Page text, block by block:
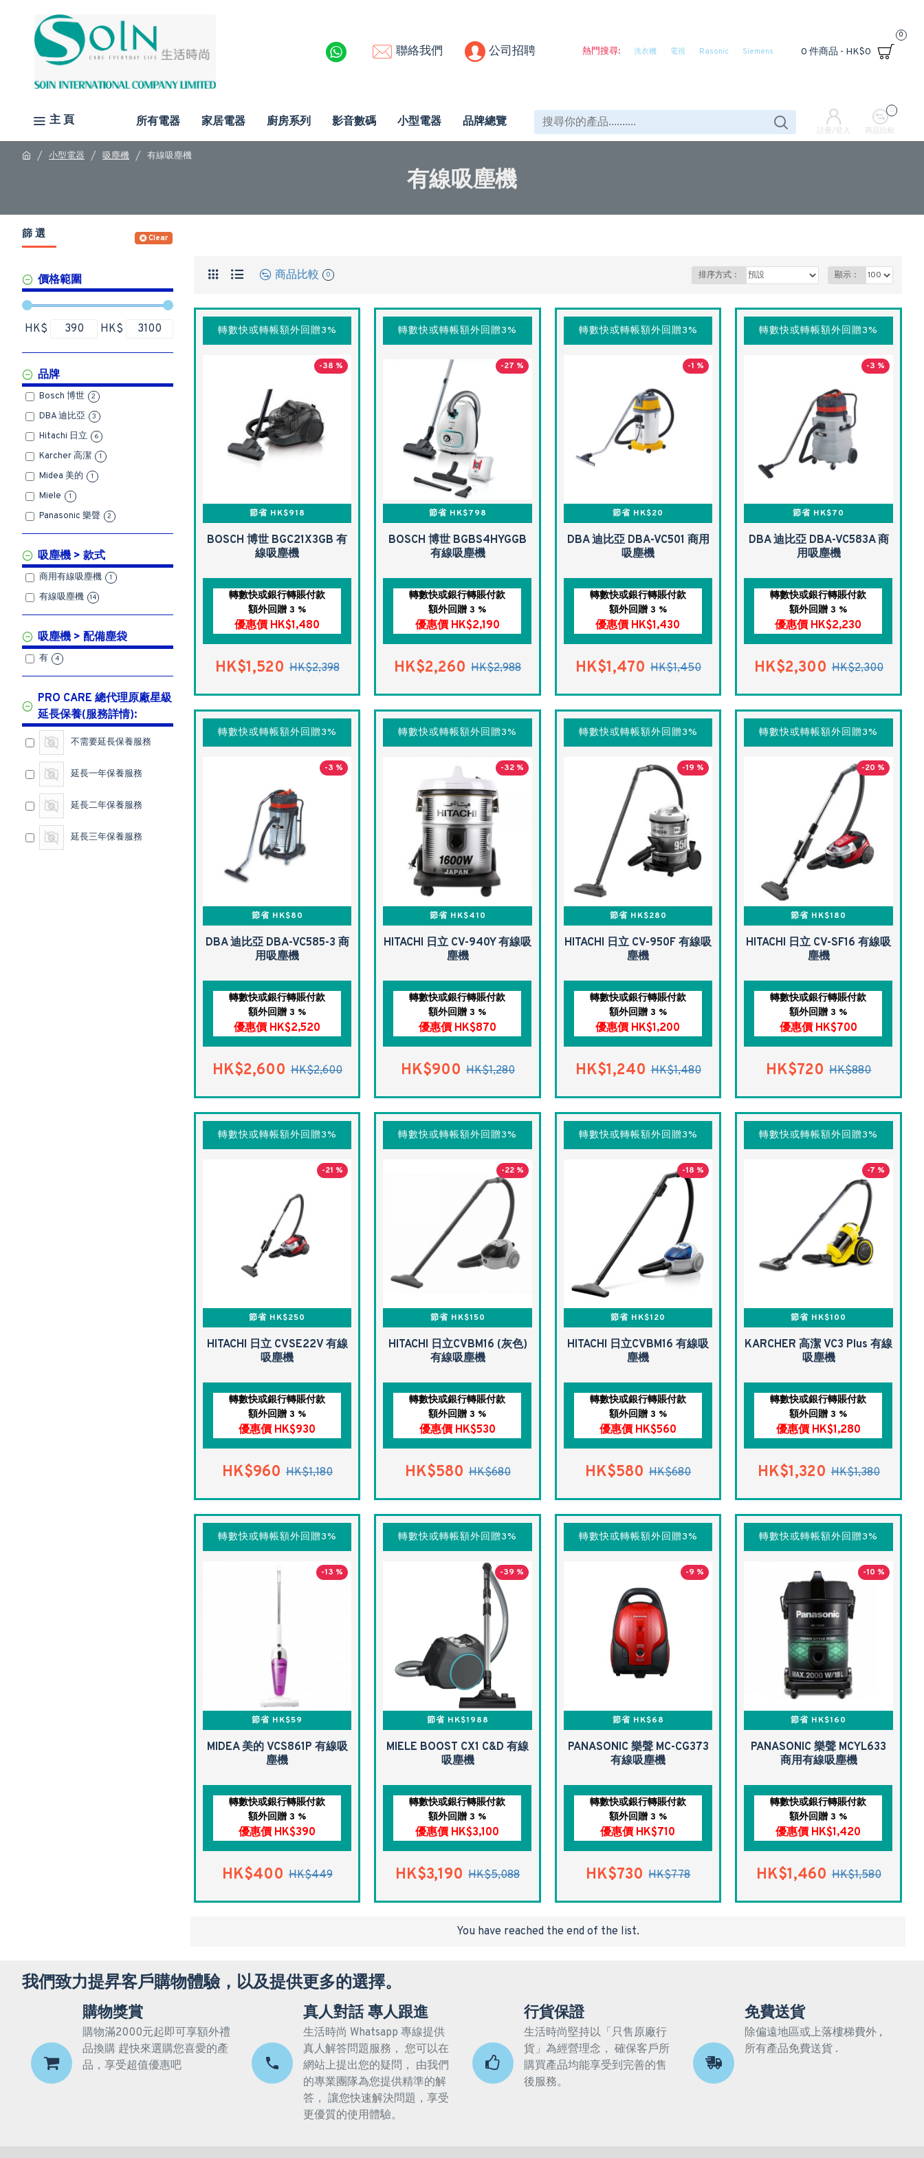
聯絡我們 公司招聘 熱門搜尋: 洗衣機 電視 Rasonic Siemens 0 件商品 - HK$0
0
主 頁 所有電器 家居電器 廚房系列 影音數碼 小型電器 品牌總覽
註冊/登入 商品比較
0
小型電器 吸塵機 有線吸塵機
有線吸塵機
篩 選 Clear
價格範圍
HK$ HK$
品牌
Bosch 博世 2
DBA 迪比亞 3
Hitachi 日立 6
Karcher 高潔 1
Midea 美的 1
Miele 1
Panasonic 樂聲 2
吸塵機 > 款式
商用有線吸塵機 1
有線吸塵機 14
吸塵機 > 配備塵袋
有 4
PRO CARE 總代理原廠星級
延長保養(服務詳情):
不需要延長保養服務
延長一年保養服務
延長二年保養服務
延長三年保養服務
商品比較 0 排序方式： 顯示：
轉數快或轉帳額外回贈3%
-38 %
節省 HK$918
BOSCH 博世 BGC21X3GB 有
線吸塵機
轉數快或銀行轉賬付款
額外回贈 3 %
優惠價 HK$1,480
HK$1,520 HK$2,398
轉數快或轉帳額外回贈3%
-27 %
節省 HK$798
BOSCH 博世 BGBS4HYGGB
有線吸塵機
轉數快或銀行轉賬付款
額外回贈 3 %
優惠價 HK$2,190
HK$2,260 HK$2,988
轉數快或轉帳額外回贈3%
-1 %
節省 HK$20
DBA 迪比亞 DBA-VC501 商用
吸塵機
轉數快或銀行轉賬付款
額外回贈 3 %
優惠價 HK$1,430
HK$1,470 HK$1,450
轉數快或轉帳額外回贈3%
-3 %
節省 HK$70
DBA 迪比亞 DBA-VC583A 商
用吸塵機
轉數快或銀行轉賬付款
額外回贈 3 %
優惠價 HK$2,230
HK$2,300 HK$2,300
轉數快或轉帳額外回贈3%
-3 %
節省 HK$80
DBA 迪比亞 DBA-VC585-3 商
用吸塵機
轉數快或銀行轉賬付款
額外回贈 3 %
優惠價 HK$2,520
HK$2,600 HK$2,600
轉數快或轉帳額外回贈3%
-32 %
節省 HK$410
HITACHI 日立 CV-940Y 有線吸
塵機
轉數快或銀行轉賬付款
額外回贈 3 %
優惠價 HK$870
HK$900 HK$1,280
轉數快或轉帳額外回贈3%
-19 %
節省 HK$280
HITACHI 日立 CV-950F 有線吸
塵機
轉數快或銀行轉賬付款
額外回贈 3 %
優惠價 HK$1,200
HK$1,240 HK$1,480
轉數快或轉帳額外回贈3%
-20 %
節省 HK$180
HITACHI 日立 CV-SF16 有線吸
塵機
轉數快或銀行轉賬付款
額外回贈 3 %
優惠價 HK$700
HK$720 HK$880
轉數快或轉帳額外回贈3%
-21 %
節省 HK$250
HITACHI 日立 CVSE22V 有線
吸塵機
轉數快或銀行轉賬付款
額外回贈 3 %
優惠價 HK$930
HK$960 HK$1,180
轉數快或轉帳額外回贈3%
-22 %
節省 HK$150
HITACHI 日立CVBM16 (灰色)
有線吸塵機
轉數快或銀行轉賬付款
額外回贈 3 %
優惠價 HK$530
HK$580 HK$680
轉數快或轉帳額外回贈3%
-18 %
節省 HK$120
HITACHI 日立CVBM16 有線吸
塵機
轉數快或銀行轉賬付款
額外回贈 3 %
優惠價 HK$560
HK$580 HK$680
轉數快或轉帳額外回贈3%
-7 %
節省 HK$100
KARCHER 高潔 VC3 Plus 有線
吸塵機
轉數快或銀行轉賬付款
額外回贈 3 %
優惠價 HK$1,280
HK$1,320 HK$1,380
轉數快或轉帳額外回贈3%
-13 %
節省 HK$59
MIDEA 美的 VCS861P 有線吸
塵機
轉數快或銀行轉賬付款
額外回贈 3 %
優惠價 HK$390
HK$400 HK$449
轉數快或轉帳額外回贈3%
-39 %
節省 HK$1988
MIELE BOOST CX1 C&D 有線
吸塵機
轉數快或銀行轉賬付款
額外回贈 3 %
優惠價 HK$3,100
HK$3,190 HK$5,088
轉數快或轉帳額外回贈3%
-9 %
節省 HK$68
PANASONIC 樂聲 MC-CG373
有線吸塵機
轉數快或銀行轉賬付款
額外回贈 3 %
優惠價 HK$710
HK$730 HK$778
轉數快或轉帳額外回贈3%
-10 %
節省 HK$160
PANASONIC 樂聲 MCYL633
商用有線吸塵機
轉數快或銀行轉賬付款
額外回贈 3 %
優惠價 HK$1,420
HK$1,460 HK$1,580
You have reached the end of the list.
我們致力提昇客戶購物體驗，以及提供更多的選擇。
購物獎賞
購物滿2000元起即可享額外禮
品換購 趕快來選購您喜愛的產
品，享受超值優惠吧
真人對話 專人跟進
生活時尚 Whatsapp 專線提供
真人解答問題服務， 您可以在
網站上提出您的疑問， 由我們
的專業團隊為您提供精準的解
答， 讓您快速解決問題，享受
更優質的使用體驗。
行貨保證
生活時尚堅持以「只售原廠行
貨」為經營理念， 確保客戶所
購買產品均能享受到完善的售
後服務。
免費送貨
除偏遠地區或上落樓梯費外 ,
所有產品免費送貨 .